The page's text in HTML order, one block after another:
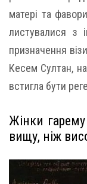
матері та
листувалися з
призначення
Кесем Султан,
встигла бути
Жінки
вищу, ніж